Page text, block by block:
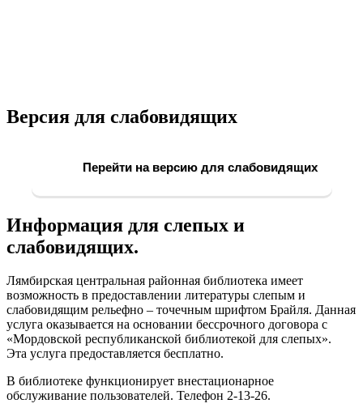
Версия для слабовидящих
Перейти на версию для слабовидящих
Информация для слепых и
слабовидящих.
Лямбирская центральная районная библиотека имеет
возможность в предоставлении литературы слепым и
слабовидящим рельефно – точечным шрифтом Брайля. Данная
услуга оказывается на основании бессрочного договора с
«Мордовской республиканской библиотекой для слепых».
Эта услуга предоставляется бесплатно.
В библиотеке функционирует внестационарное
обслуживание пользователей. Телефон 2-13-26.